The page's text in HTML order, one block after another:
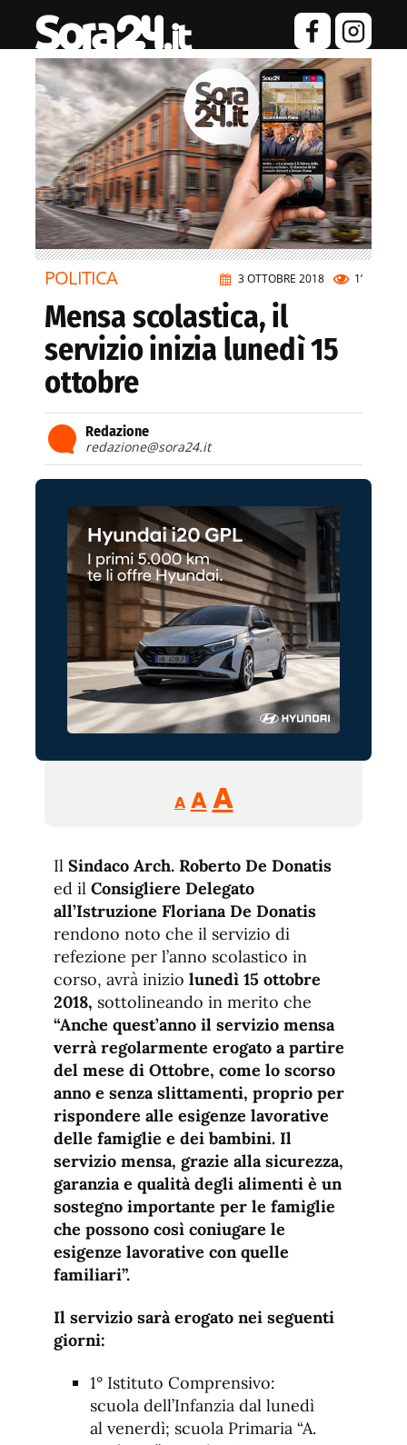
3 OTTOBRE 2018 1’
POLITICA
Mensa scolastica, il
servizio inizia lunedì 15
ottobre
Redazione
redazione@sora24.it
A
Reducir
tamaño
A Restablecer
de
fuente
AAumentar
de
fuente.
Il Sindaco Arch. Roberto De Donatis
ed il Consigliere Delegato
all’Istruzione Floriana De Donatis
rendono noto che il servizio di
refezione per l’anno scolastico in
corso, avrà inizio lunedì 15 ottobre
2018, sottolineando in merito che
“Anche quest’anno il servizio mensa
verrà regolarmente erogato a partire
del mese di Ottobre, come lo scorso
anno e senza slittamenti, proprio per
rispondere alle esigenze lavorative
delle famiglie e dei bambini. Il
servizio mensa, grazie alla sicurezza,
garanzia e qualità degli alimenti è un
sostegno importante per le famiglie
che possono così coniugare le
esigenze lavorative con quelle
familiari”.
Il servizio sarà erogato nei seguenti
giorni:
1° Istituto Comprensivo:
scuola dell’Infanzia dal lunedì
al venerdì; scuola Primaria “A.